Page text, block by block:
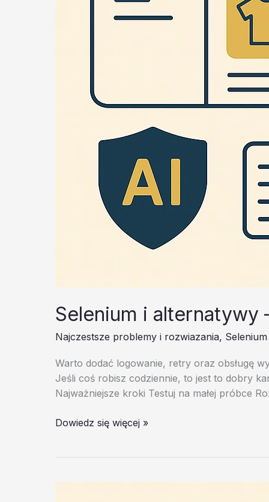
Selenium i alternatywy
Najczestsze problemy i rozwiazania,
Warto dodać logowanie, retry oraz obsługę
Jeśli coś robisz codziennie, to jest to dobry
Najważniejsze kroki Testuj na małej próbce
Selenium
test
Dowiedz się więcej »